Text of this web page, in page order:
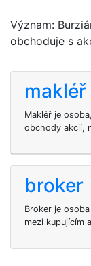
Význam:
obchoduje s
makléř
Makléř je
obchody akcií,
broker
Broker je
mezi kupujícím